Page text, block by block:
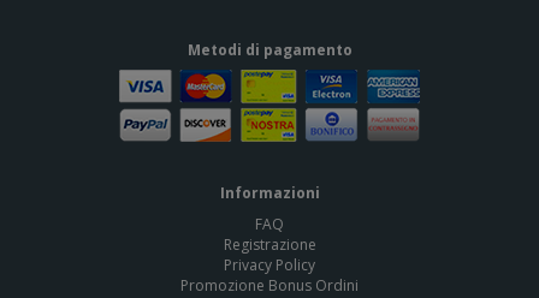
Metodi di pagamento
Informazioni
FAQ
Registrazione
Privacy Policy
Promozione Bonus Ordini